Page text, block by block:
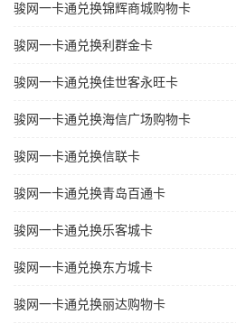
骏网一卡通兑换锦辉商城购物卡
骏网一卡通兑换利群金卡
骏网一卡通兑换佳世客永旺卡
骏网一卡通兑换海信广场购物卡
骏网一卡通兑换信联卡
骏网一卡通兑换青岛百通卡
骏网一卡通兑换乐客城卡
骏网一卡通兑换东方城卡
骏网一卡通兑换丽达购物卡